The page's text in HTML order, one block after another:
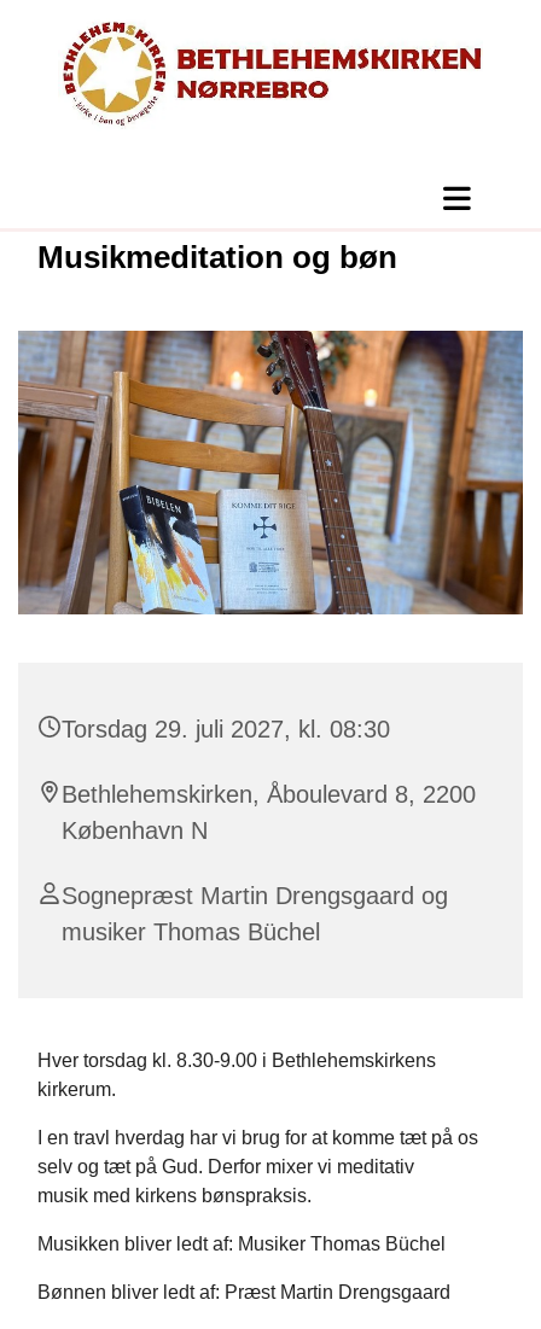
Musikmeditation og bøn
Torsdag 29. juli 2027, kl. 08:30
Bethlehemskirken, Åboulevard 8, 2200
København N
Sognepræst Martin Drengsgaard og
musiker Thomas Büchel
Hver torsdag kl. 8.30-9.00 i Bethlehemskirkens
kirkerum.
I en travl hverdag har vi brug for at komme tæt på os
selv og tæt på Gud. Derfor mixer vi meditativ
musik med kirkens bønspraksis.
Musikken bliver ledt af: Musiker Thomas Büchel
Bønnen bliver ledt af: Præst Martin Drengsgaard